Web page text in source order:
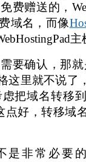
费赠送的，
域名，而像
要确认，那就
这里就不说了
把域名转移
点好，转移域
是非常必要